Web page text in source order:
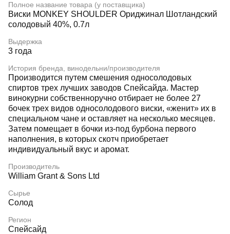
Полное название товара (у поставщика)
Виски MONKEY SHOULDER Ориджинал Шотландский
солодовый 40%, 0.7л
Выдержка
3 года
История бренда, винодельни/производителя
Производится путем смешения односолодовых
спиртов трех лучших заводов Спейсайда. Мастер
винокурни собственноручно отбирает не более 27
бочек трех видов односолодового виски, «женит» их в
специальном чане и оставляет на несколько месяцев.
Затем помещает в бочки из-под бурбона первого
наполнения, в которых скотч приобретает
индивидуальный вкус и аромат.
Производитель
William Grant & Sons Ltd
Сырье
Солод
Регион
Спейсайд